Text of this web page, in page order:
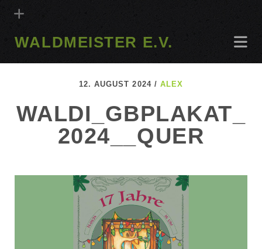
WALDMEISTER E.V.
12. AUGUST 2024 / ALEX
WALDI_GBPLAKAT_
2024__QUER